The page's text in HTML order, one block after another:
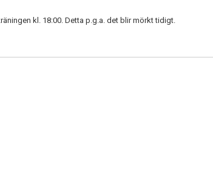
kl. 18:00. Detta p.g.a. det blir mörkt tidigt.